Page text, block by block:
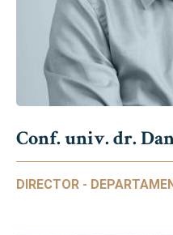
Conf. univ. dr.
DIRECTOR -